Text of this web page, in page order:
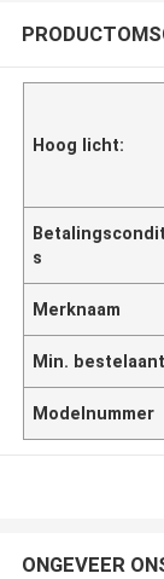
Hoog licht:
s
Merknaam
Min.
Modelnummer
ONGEVEER